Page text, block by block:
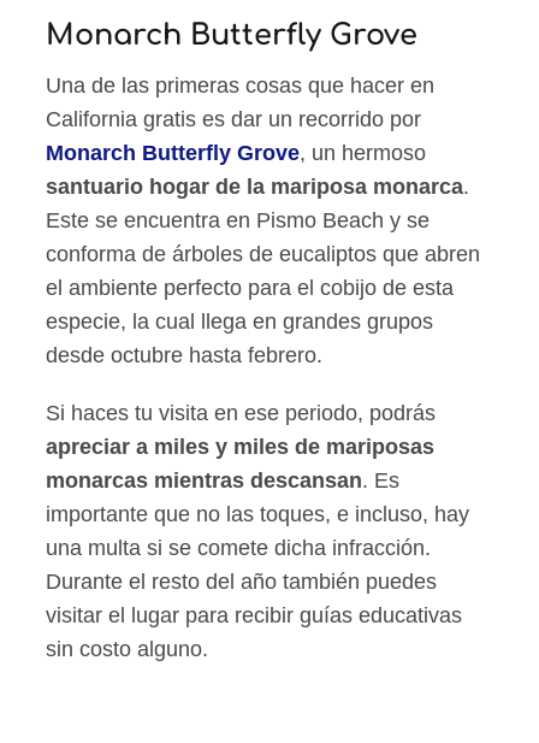
Monarch Butterfly Grove
Una de las primeras cosas que hacer en
California gratis es dar un recorrido por
Monarch Butterfly Grove, un hermoso
santuario hogar de la mariposa monarca.
Este se encuentra en Pismo Beach y se
conforma de árboles de eucaliptos que abren
el ambiente perfecto para el cobijo de esta
especie, la cual llega en grandes grupos
desde octubre hasta febrero.
Si haces tu visita en ese periodo, podrás
apreciar a miles y miles de mariposas
monarcas mientras descansan. Es
importante que no las toques, e incluso, hay
una multa si se comete dicha infracción.
Durante el resto del año también puedes
visitar el lugar para recibir guías educativas
sin costo alguno.